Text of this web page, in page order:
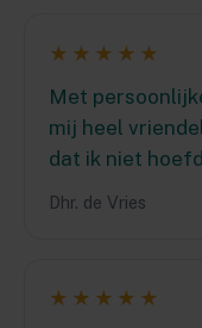
★★★★★
Met
mij heel
dat ik niet
Dhr. de Vries
★★★★★